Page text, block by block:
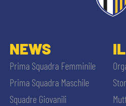
NEWS
Prima Squadra Femminile
Prima Squadra Maschile
Squadre Giovanili